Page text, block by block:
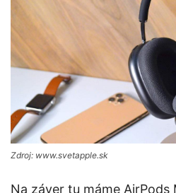
Zdroj: www.svetapple.sk
Na záver tu máme AirPods